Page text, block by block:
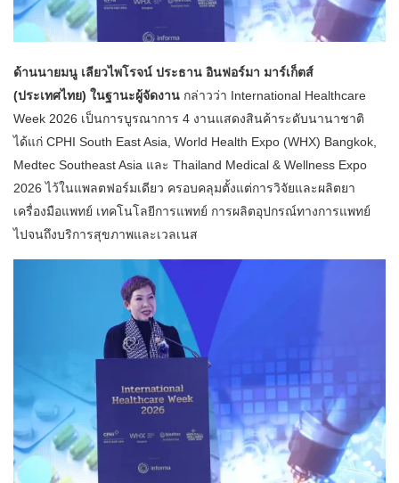
ด้านนายมนู เลียวไพโรจน์ ประธาน อินฟอร์มา มาร์เก็ตส์
(ประเทศไทย) ในฐานะผู้จัดงาน กล่าวว่า International Healthcare
Week 2026 เป็นการบูรณาการ 4 งานแสดงสินค้าระดับนานาชาติ
ได้แก่ CPHI South East Asia, World Health Expo (WHX) Bangkok,
Medtec Southeast Asia และ Thailand Medical & Wellness Expo
2026 ไว้ในแพลตฟอร์มเดียว ครอบคลุมตั้งแต่การวิจัยและผลิตยา
เครื่องมือแพทย์ เทคโนโลยีการแพทย์ การผลิตอุปกรณ์ทางการแพทย์
ไปจนถึงบริการสุขภาพและเวลเนส